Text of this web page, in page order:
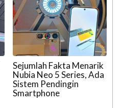
Sejumlah Fakta Menarik
Nubia Neo 5 Series, Ada
Sistem Pendingin
Smartphone